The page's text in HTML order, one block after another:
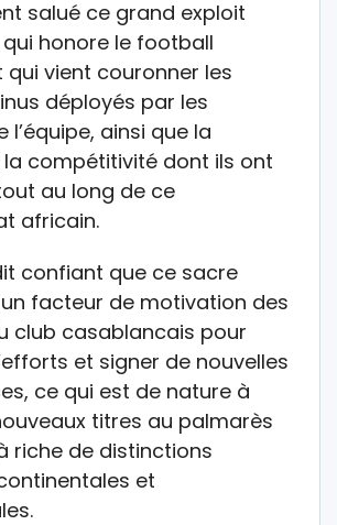
salué ce grand exploit
honore le football
vient couronner les
déployés par les
l’équipe, ainsi que la
compétitivité dont ils ont
au long de ce
africain.
confiant que ce sacre
facteur de motivation des
club casablancais pour
et signer de nouvelles
ce qui est de nature à
titres au palmarès
riche de distinctions
et